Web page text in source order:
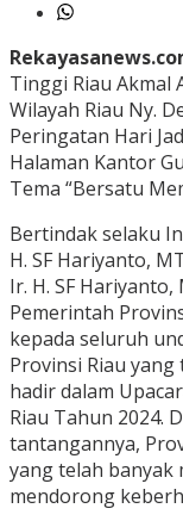
Tinggi Riau Akmal
Wilayah Riau Ny.
Peringatan Hari
Halaman Kantor
Tema “Bersatu
Bertindak selaku
H. SF Hariyanto,
Ir. H. SF
Pemerintah
kepada seluruh
Provinsi Riau
hadir dalam
Riau Tahun 2024.
tantangannya,
yang telah banyak
mendorong